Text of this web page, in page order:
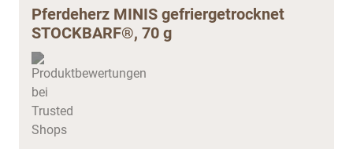
Pferdeherz MINIS gefriergetrocknet
STOCKBARF®, 70 g